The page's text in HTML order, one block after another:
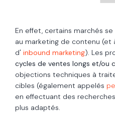
En effet, certains marchés
au marketing de contenu (et
d' inbound marketing). Les
cycles de ventes longs et/ou
objections techniques à
cibles (également appelés
en effectuant des
plus adaptés.